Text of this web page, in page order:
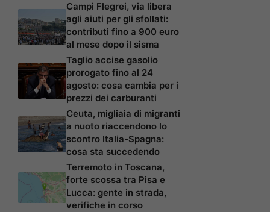
Campi Flegrei, via libera
agli aiuti per gli sfollati:
contributi fino a 900 euro
al mese dopo il sisma
Taglio accise gasolio
prorogato fino al 24
agosto: cosa cambia per i
prezzi dei carburanti
Ceuta, migliaia di migranti
a nuoto riaccendono lo
scontro Italia-Spagna:
cosa sta succedendo
Terremoto in Toscana,
forte scossa tra Pisa e
Lucca: gente in strada,
verifiche in corso